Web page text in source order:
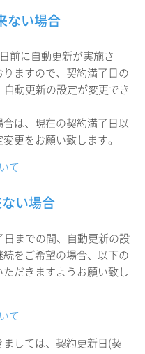
ない場合
前に自動更新が実施さ
ますので、契約満了日の
動更新の設定が変更でき
は、現在の契約満了日以
更をお願い致します。
て
い場合
までの間、自動更新の設
をご希望の場合、以下の
だきますようお願い致し
て
しては、契約更新日(契